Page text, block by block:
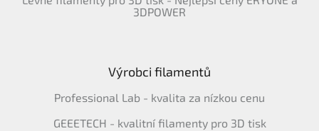
3DPOWER
Výrobci filamentů
Professional Lab - kvalita za nízkou cenu
GEEETECH - kvalitní filamenty pro 3D tisk